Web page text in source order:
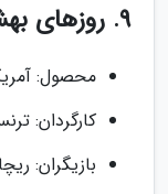
9. روزهای بهشت (Days of Heaven)
محصول: آمریکا/
کارگردان:
بازیگران: